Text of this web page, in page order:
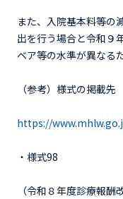
また、入院基本料等の
出を行う場合と令和９
ベア等の水準が異なる
（参考）様式の掲載先
https://
・様式98
（令和８年度診療報